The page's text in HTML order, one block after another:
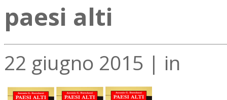
paesi alti
22 giugno 2015 | in